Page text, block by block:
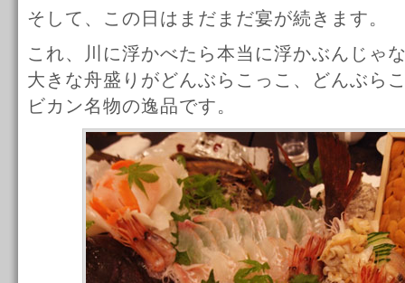
そして、この日はまだまだ宴が続きます。
これ、川に浮かべたら本当に浮かぶんじゃ
大きな舟盛りがどんぶらこっこ、どんぶら
ビカン名物の逸品です。